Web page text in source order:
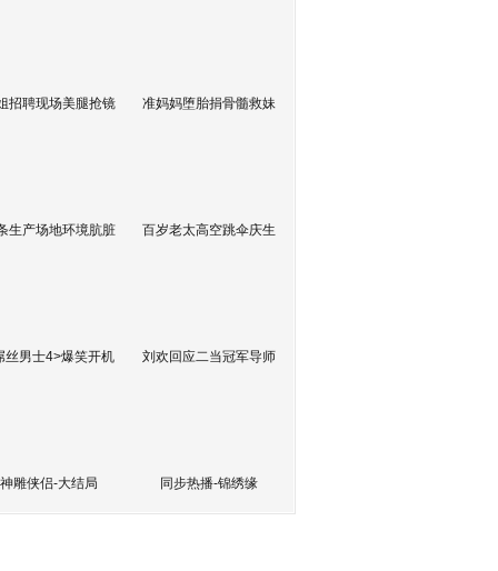
招聘现场美腿抢镜 准妈妈堕胎捐骨髓救妹
生产场地环境肮脏 百岁老太高空跳伞庆生
丝男士4>爆笑开机 刘欢回应二当冠军导师
神雕侠侣-大结局 同步热播-锦绣缘